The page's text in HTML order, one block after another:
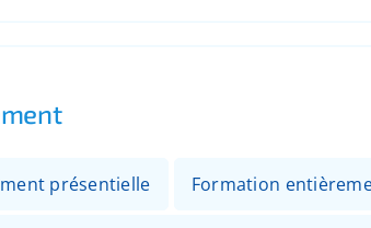
présentielle Formation